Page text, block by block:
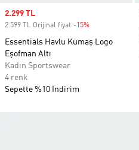
Sale price
2.299 TL
2.599 TL Orijinal fiyat -15%
Essentials Havlu Kumaş Logo
Eşofman Altı
Kadın Sportswear
4 renk
Sepette %10 İndirim